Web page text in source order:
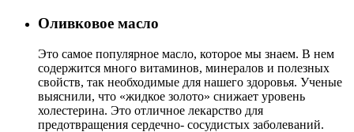
Оливковое масло
Это самое популярное масло, которое мы знаем. В нем
содержится много витаминов, минералов и полезных
свойств, так необходимые для нашего здоровья. Ученые
выяснили, что «жидкое золото» снижает уровень
холестерина. Это отличное лекарство для
предотвращения сердечно- сосудистых заболеваний.